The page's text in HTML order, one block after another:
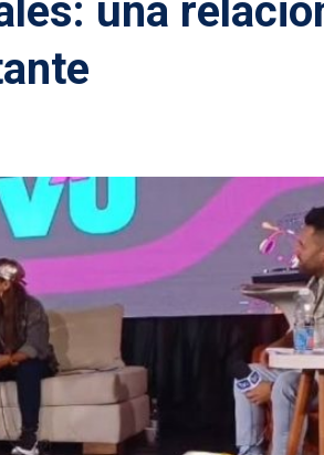
una